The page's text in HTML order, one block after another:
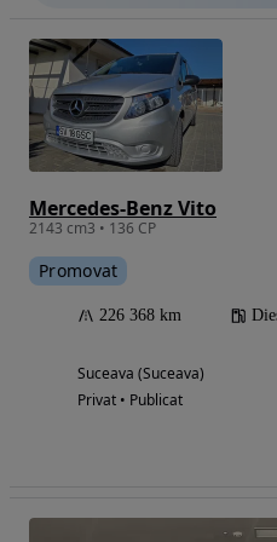
Mercedes-Benz Vito
2143 cm3 • 136 CP
Promovat
226 368 km
Suceava (Suceava)
Privat • Publicat